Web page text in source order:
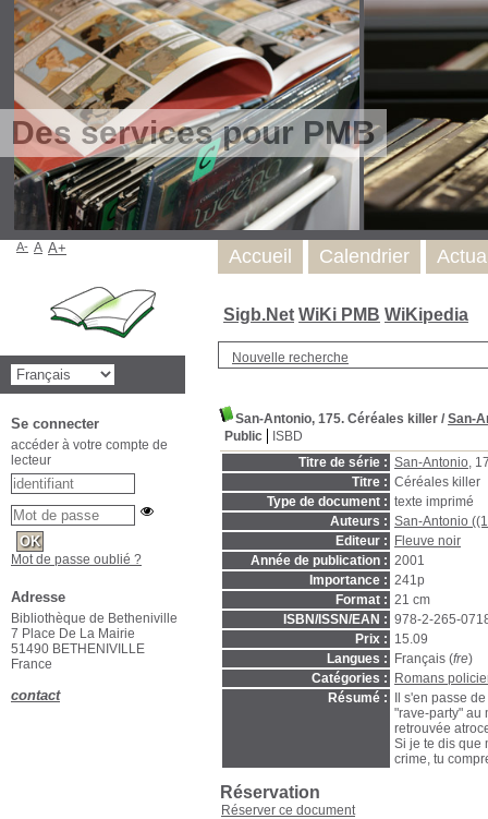
Des services pour PMB
Sigb.Net WiKi PMB WiKipedia
Nouvelle recherche
San-Antonio, 175. Céréales killer / San-
Public
ISBD
Titre de série : San-Antonio,
Titre : Céréales killer
Type de document : texte imprimé
Auteurs : San-Antonio
Editeur :
Fleuve noir
Année de publication : 2001
Importance : 241p
Format : 21 cm
ISBN/ISSN/EAN : 978-2-265-
Prix : 15.09
Langues :
Français (fre)
Catégories :
Romans
Résumé :
Il s'en passe
"rave-party" au
retrouvée
Si je te dis que
crime, tu
Réservation
Réserver ce document
Accueil Calendrier
A- A A+
Se connecter
accéder à votre compte de
lecteur
Mot de passe oublié ?
Adresse
Bibliothèque de Betheniville
7 Place De La Mairie
51490 BETHENIVILLE
France
contact